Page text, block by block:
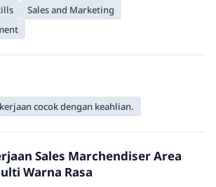
Sales and Marketing
cocok dengan keahlian.
Sales Marchendiser Area
Warna Rasa